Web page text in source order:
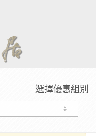
選擇優惠組別